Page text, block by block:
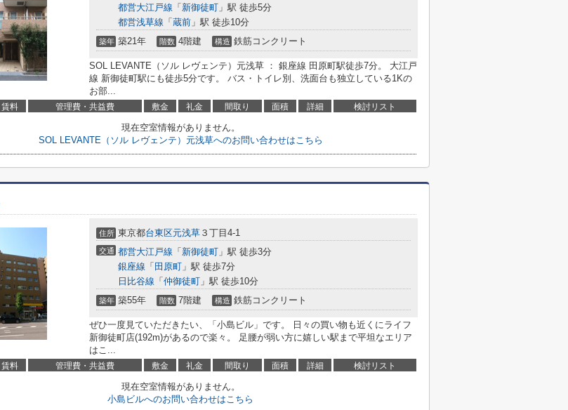
都営大江戸線 「 新御徒町 」駅 徒歩5分
都営浅草線 「 蔵前 」駅 徒歩10分
築年 築21年 階数 4階建 構造 鉄筋コンクリート
SOL LEVANTE（ソル レヴェンテ）元浅草 ： 銀座線 田原町駅徒歩7分。 大江戸
線 新御徒町駅にも徒歩5分です。 バス・トイレ別、洗面台も独立している1Kの
お部...
賃料 管理費・共益費 敷金 礼金 間取り 面積 詳細 検討リスト
現在空室情報がありません。
SOL LEVANTE（ソル レヴェンテ）元浅草へのお問い合わせはこちら
住所 東京都台東区元浅草 ３丁目4-1
交通 都営大江戸線 「 新御徒町 」駅 徒歩3分
銀座線 「 田原町 」駅 徒歩7分
日比谷線 「 仲御徒町 」駅 徒歩10分
築年 築55年 階数 7階建 構造 鉄筋コンクリート
ぜひ一度見ていただきたい、「小島ビル」です。 日々の買い物も近くにライフ
新御徒町店(192m)があるので楽々。 足腰が弱い方に嬉しい駅まで平坦なエリア
はこ...
賃料 管理費・共益費 敷金 礼金 間取り 面積 詳細 検討リスト
現在空室情報がありません。
小島ビルへのお問い合わせはこちら